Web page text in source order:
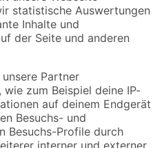
Versandarten